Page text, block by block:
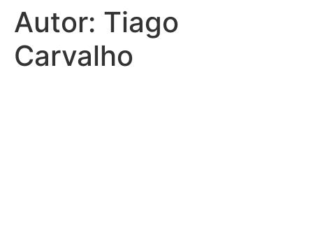
para
conteúdo
Autor: Tiago
Carvalho